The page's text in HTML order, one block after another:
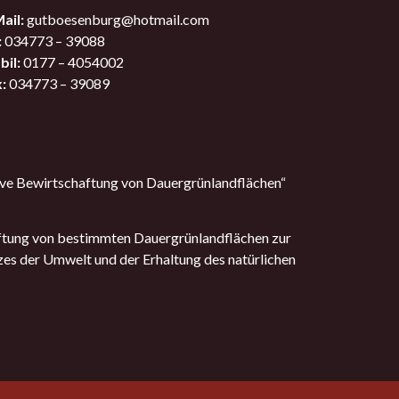
gutboesenburg@hotmail.com
034773 – 39088
0177 – 4054002
034773 – 39089
Bewirtschaftung von Dauergrünlandflächen“
von bestimmten Dauergrünlandflächen zur
der Umwelt und der Erhaltung des natürlichen